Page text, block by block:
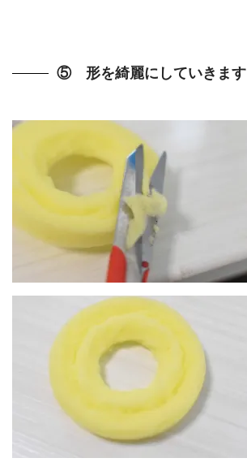
⑤ 形を綺麗にしていきます